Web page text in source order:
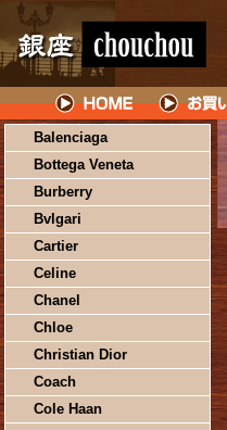
Balenciaga
Bottega Veneta
Burberry
Bvlgari
Cartier
Celine
Chanel
Chloe
Christian Dior
Coach
Cole Haan